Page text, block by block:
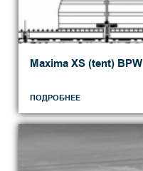
Maxima XS (tent) BPW
ПОДРОБНЕЕ